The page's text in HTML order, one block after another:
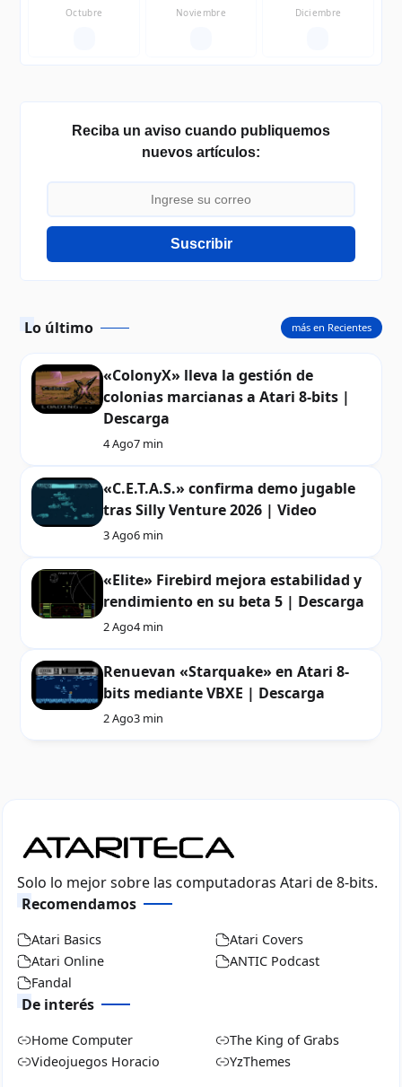
Octubre Noviembre Diciembre
Reciba un aviso cuando publiquemos
nuevos artículos:
Suscribir
Lo último
«ColonyX» lleva la gestión de
colonias marcianas a Atari 8-bits |
Descarga
4 Ago7 min
«C.E.T.A.S.» confirma demo jugable
tras Silly Venture 2026 | Video
3 Ago6 min
«Elite» Firebird mejora estabilidad y
rendimiento en su beta 5 | Descarga
2 Ago4 min
Renuevan «Starquake» en Atari 8-
bits mediante VBXE | Descarga
2 Ago3 min
más en Recientes
Solo lo mejor sobre las computadoras Atari de 8-bits.
Recomendamos
Atari Basics
Atari Covers
Atari Online
ANTIC Podcast
Fandal
De interés
Home Computer
The King of Grabs
Videojuegos Horacio
YzThemes